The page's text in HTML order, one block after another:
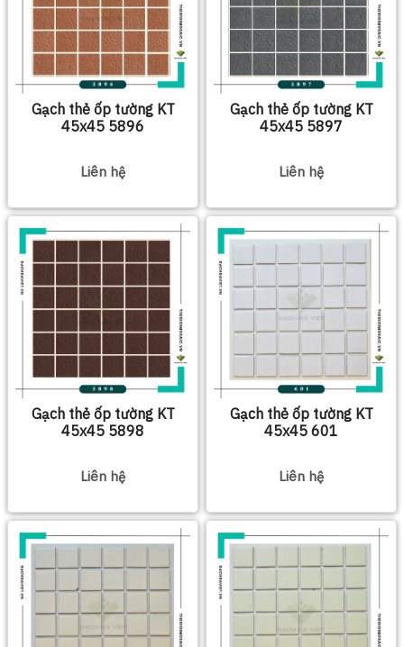
Gạch thẻ ốp tường KT
45x45 5896
Liên hệ
Gạch thẻ ốp tường KT
45x45 5897
Liên hệ
Gạch thẻ ốp tường KT
45x45 5898
Liên hệ
Gạch thẻ ốp tường KT
45x45 601
Liên hệ